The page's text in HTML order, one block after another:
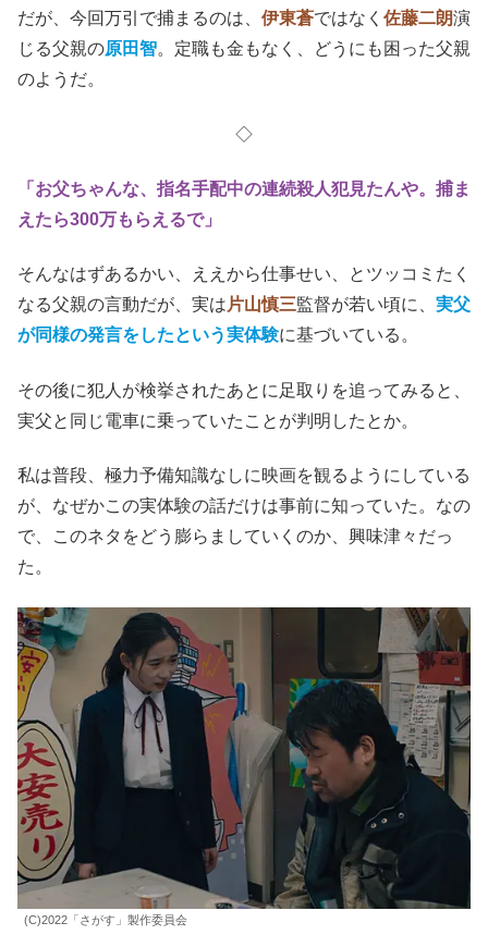
だが、今回万引で捕まるのは、 伊東蒼ではなく 佐藤二朗演
じる父親の原田智。定職も金もなく、どうにも困った父親
のようだ。
◇
「お父ちゃんな、指名手配中の連続殺人犯見たんや。捕ま
えたら300万もらえるで」
そんなはずあるかい、ええから仕事せい、とツッコミたく
なる父親の言動だが、実は片山慎三監督が若い頃に、 実父
が同様の発言をしたという実体験に基づいている。
その後に犯人が検挙されたあとに足取りを追ってみると、
実父と同じ電車に乗っていたことが判明したとか。
私は普段、極力予備知識なしに映画を観るようにしている
が、なぜかこの実体験の話だけは事前に知っていた。なの
で、このネタをどう膨らましていくのか、興味津々だっ
た。
(C)2022「さがす」製作委員会